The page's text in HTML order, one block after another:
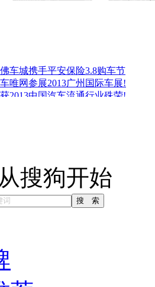
车模美腿爆乳无惧
走光
车城携手平安保险3.8购车节
唯网参展2013广州国际车展!
2013中国汽车流通行业殊荣!
搜狗开始